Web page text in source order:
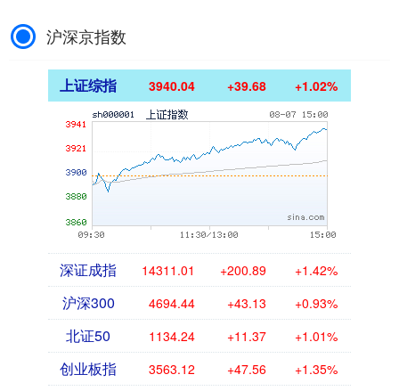
沪深京指数
上证综指 3940.04 +39.68 +1.02%
深证成指 14311.01 +200.89 +1.42%
沪深300 4694.44 +43.13 +0.93%
北证50 1134.24 +11.37 +1.01%
创业板指 3563.12 +47.56 +1.35%